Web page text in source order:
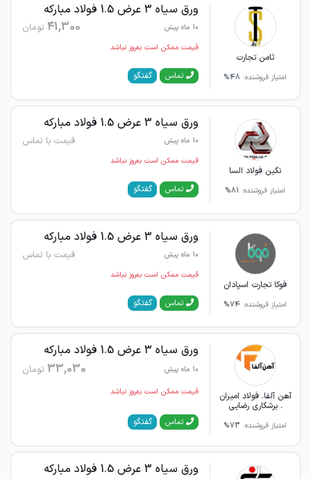
ثامن تجارت
امتیاز فروشنده: 48%
ورق سیاه 3 عرض 1.5 فولاد مبارکه
10 ماه پیش 41,300 تومان
قیمت ممکن است به‌روز نباشد
تماس گفتگو
نگین فولاد السا
امتیاز فروشنده: 81%
ورق سیاه 3 عرض 1.5 فولاد مبارکه
10 ماه پیش قیمت با تماس
قیمت ممکن است به‌روز نباشد
تماس گفتگو
فوکا تجارت اسپادان
امتیاز فروشنده: 74%
ورق سیاه 3 عرض 1.5 فولاد مبارکه
10 ماه پیش قیمت با تماس
قیمت ممکن است به‌روز نباشد
تماس گفتگو
آهن آلفا. فولاد امیران
. برشکاری رضایی
امتیاز فروشنده: 73%
ورق سیاه 3 عرض 1.5 فولاد مبارکه
10 ماه پیش 33,030 تومان
قیمت ممکن است به‌روز نباشد
تماس گفتگو
ورق سیاه 3 عرض 1.5 فولاد مبارکه